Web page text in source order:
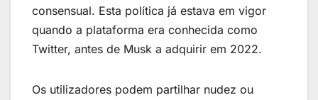
consensual. Esta política já estava em vigor
quando a plataforma era conhecida como
Twitter, antes de Musk a adquirir em 2022.
Os utilizadores podem partilhar nudez ou